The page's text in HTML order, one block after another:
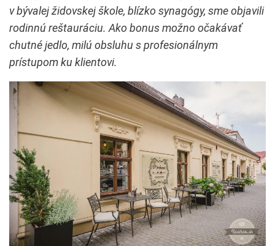
v bývalej židovskej škole, blízko synagógy, sme objavili
rodinnú reštauráciu. Ako bonus možno očakávať
chutné jedlo, milú obsluhu s profesionálnym
prístupom ku klientovi.